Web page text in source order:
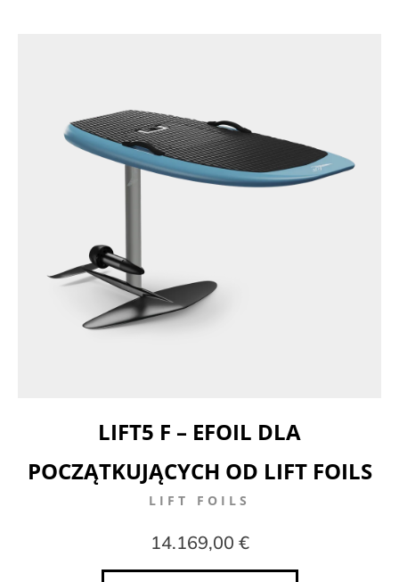
LIFT5 F – EFOIL DLA
POCZĄTKUJĄCYCH OD LIFT FOILS
LIFT FOILS
14.169,00 €